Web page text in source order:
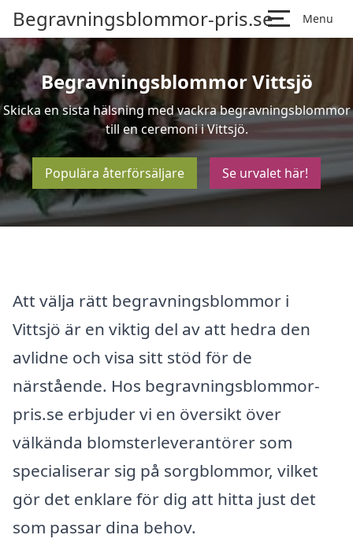
Begravningsblommor-pris.se Menu
Begravningsblommor Vittsjö
Skicka en sista hälsning med vackra begravningsblommor
till en ceremoni i Vittsjö.
Populära återförsäljare Se urvalet här!
Att välja rätt begravningsblommor i
Vittsjö är en viktig del av att hedra den
avlidne och visa sitt stöd för de
närstående. Hos begravningsblommor-
pris.se erbjuder vi en översikt över
välkända blomsterleverantörer som
specialiserar sig på sorgblommor, vilket
gör det enklare för dig att hitta just det
som passar dina behov.